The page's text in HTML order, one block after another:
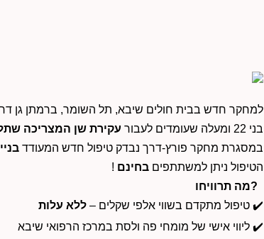
למחקר חדש בבית חולים שיבא, תל השומר, ברמתן גן
בני 22 ומעלה שעומדים לעבור
עקירת שן המצריכה
במסגרת מחקר פורץ-דרך נבדק טיפול חדש המעודד
הטיפול ניתן למשתתפים בחינם !
?מה תרוויחו
✔️ טיפול מתקדם בשווי אלפי שקלים – ללא עלות
✔️ ליווי אישי של מומחי פה ולסת במרכז הרפואי שיבא